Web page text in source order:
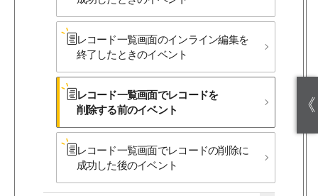
レコード一覧画面の​インライン編集を​
終了した​ときの​イベント
レコード一覧画面で​レコードを​
削除する​前の​イベント
レコード一覧画面で​レコードの​削除に​
成功した後の​イベント
《